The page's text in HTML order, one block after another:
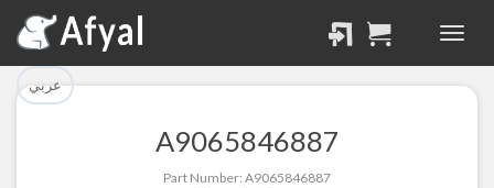
عربي
A9065846887
Part Number: A9065846887
تم إضافة القطعة بنجاح.
Part Successfully
تم إضافة القطعة للسلة
بنجاح.